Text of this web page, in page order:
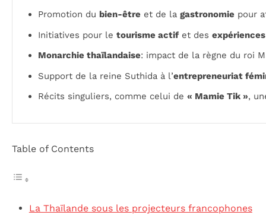
Promotion du bien-être et de la gastronomie pour
Initiatives pour le tourisme actif et des
Monarchie thaïlandaise: impact de la règne du roi
Support de la reine Suthida à l’entrepreneuriat
Récits singuliers, comme celui de « Mamie Tik »,
Table of Contents
La Thaïlande sous les projecteurs francophones